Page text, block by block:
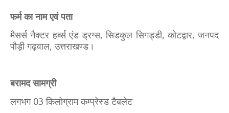
फर्म का नाम एवं पता
मैसर्स नैक्टर हर्ब्स एंड ड्रग्स, सिडकुल सिगड्डी, कोटद्वार, जनपद
पौड़ी गढ़वाल, उत्तराखण्ड।
बरामद सामग्री
लगभग 03 किलोग्राम कम्प्रेस्ड टैबलेट